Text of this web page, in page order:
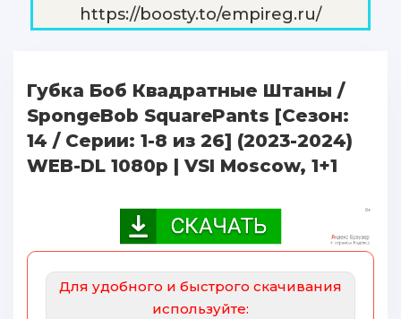
https://boosty.to/empireg.ru/
Губка Боб Квадратные Штаны /
SpongeBob SquarePants [Сезон:
14 / Серии: 1-8 из 26] (2023-2024)
WEB-DL 1080p | VSI Moscow, 1+1
Для удобного и быстрого скачивания
используйте: